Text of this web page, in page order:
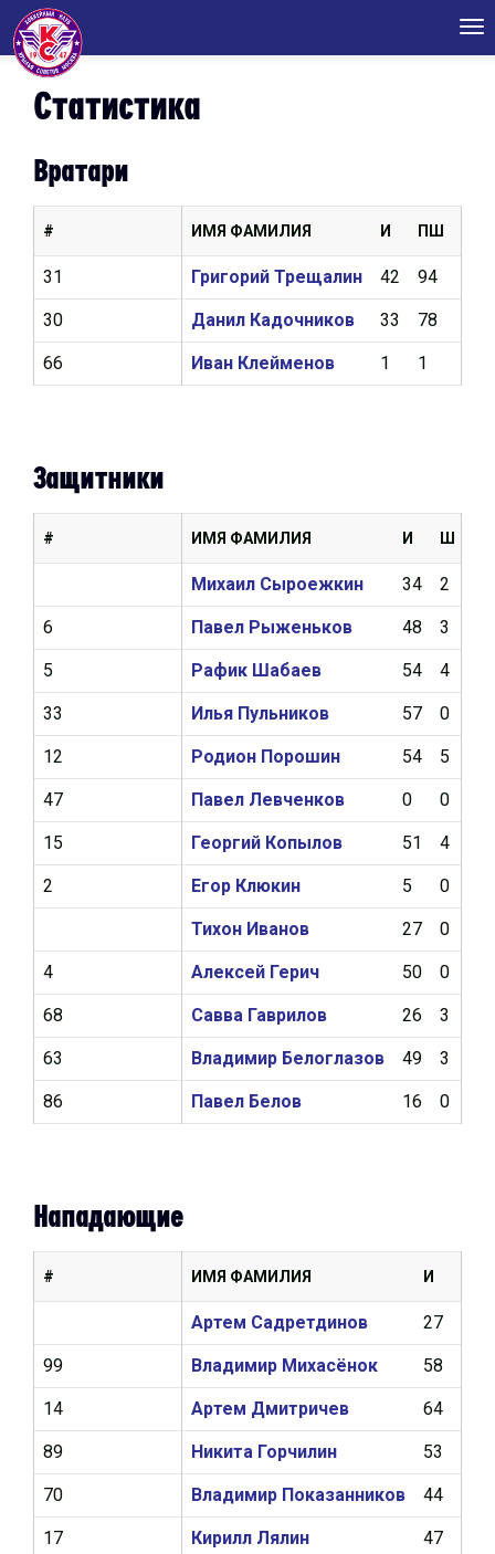
Статистика
Вратари
ИМЯ ФАМИЛИЯ И ПШ
Григорий Трещалин 42 94
Данил Кадочников 33 78
Иван Клейменов 1 1
#
31
30
66
Защитники
ИМЯ ФАМИЛИЯ И Ш
Михаил Сыроежкин 34 2
Павел Рыженьков 48 3
Рафик Шабаев 54 4
Илья Пульников 57 0
Родион Порошин 54 5
Павел Левченков 0 0
Георгий Копылов 51 4
Егор Клюкин 5 0
Тихон Иванов 27 0
Алексей Герич 50 0
Савва Гаврилов 26 3
Владимир Белоглазов 49 3
Павел Белов 16 0
#
6
5
33
12
47
15
2
4
68
63
86
Нападающие
ИМЯ ФАМИЛИЯ И
Артем Садретдинов 27
Владимир Михасёнок 58
Артем Дмитричев 64
Никита Горчилин 53
Владимир Показанников 44
Кирилл Лялин 47
#
99
14
89
70
17